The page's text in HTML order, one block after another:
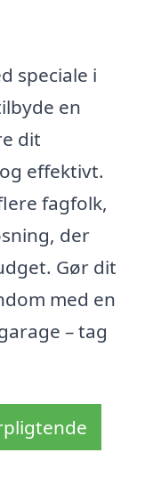
speciale i
en
dit
effektivt.
fagfolk,
der
Gør dit
med en
– tag